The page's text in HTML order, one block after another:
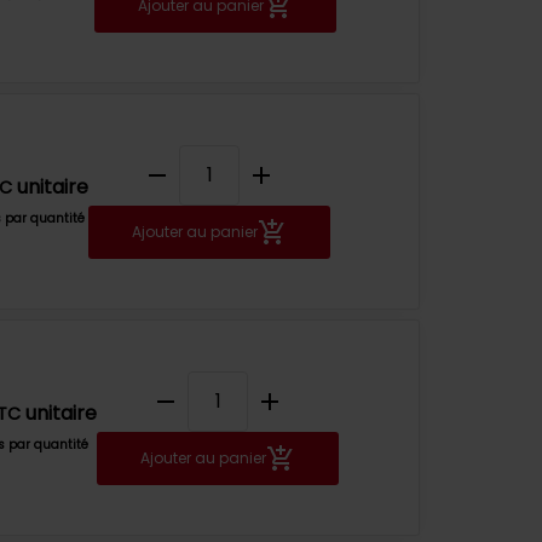
Ajouter au panier
unitaire
par quantité
remove add
Ajouter au panier
unitaire
par quantité
remove add
Ajouter au panier